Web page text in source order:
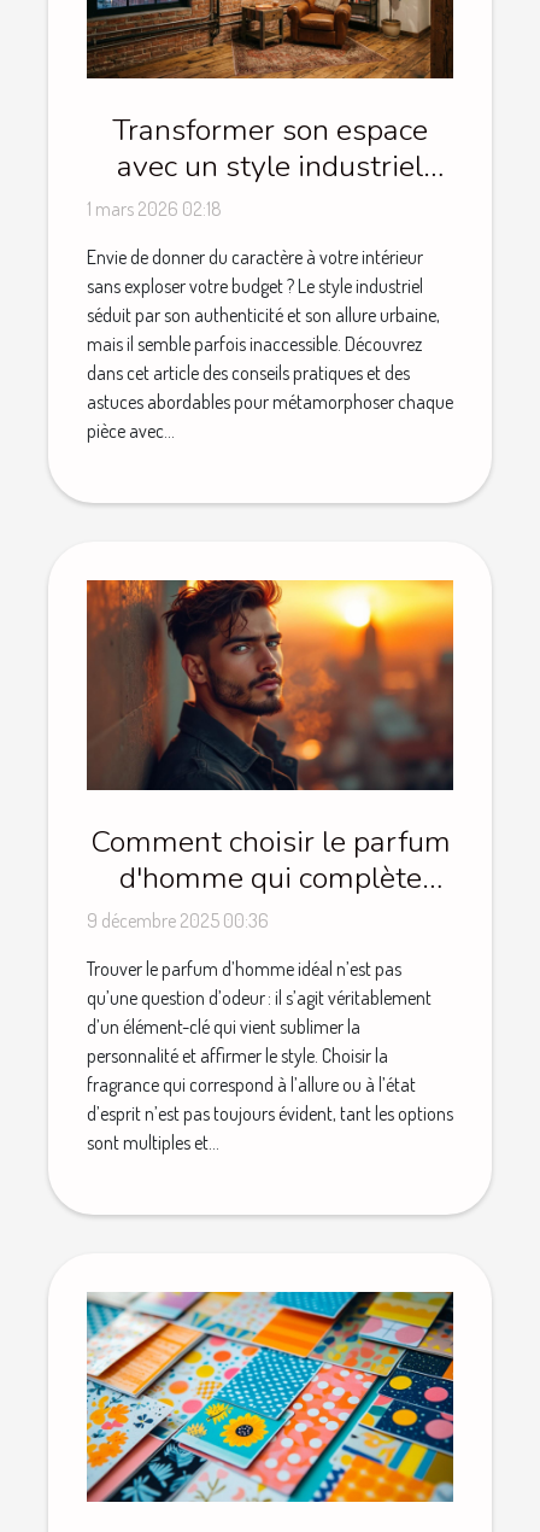
Transformer son espace
avec un style industriel
sans se ruiner
1 mars 2026 02:18
Envie de donner du caractère à votre intérieur
sans exploser votre budget ? Le style industriel
séduit par son authenticité et son allure urbaine,
mais il semble parfois inaccessible. Découvrez
dans cet article des conseils pratiques et des
astuces abordables pour métamorphoser chaque
pièce avec...
Comment choisir le parfum
d'homme qui complète
votre style ?
9 décembre 2025 00:36
Trouver le parfum d’homme idéal n’est pas
qu’une question d’odeur : il s’agit véritablement
d’un élément-clé qui vient sublimer la
personnalité et affirmer le style. Choisir la
fragrance qui correspond à l’allure ou à l’état
d’esprit n’est pas toujours évident, tant les options
sont multiples et...